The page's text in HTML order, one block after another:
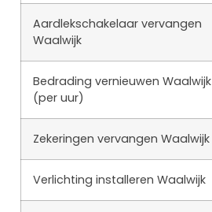
Aardlekschakelaar vervangen
Waalwijk
Bedrading vernieuwen Waalwijk
(per uur)
Zekeringen vervangen Waalwijk
Verlichting installeren Waalwijk